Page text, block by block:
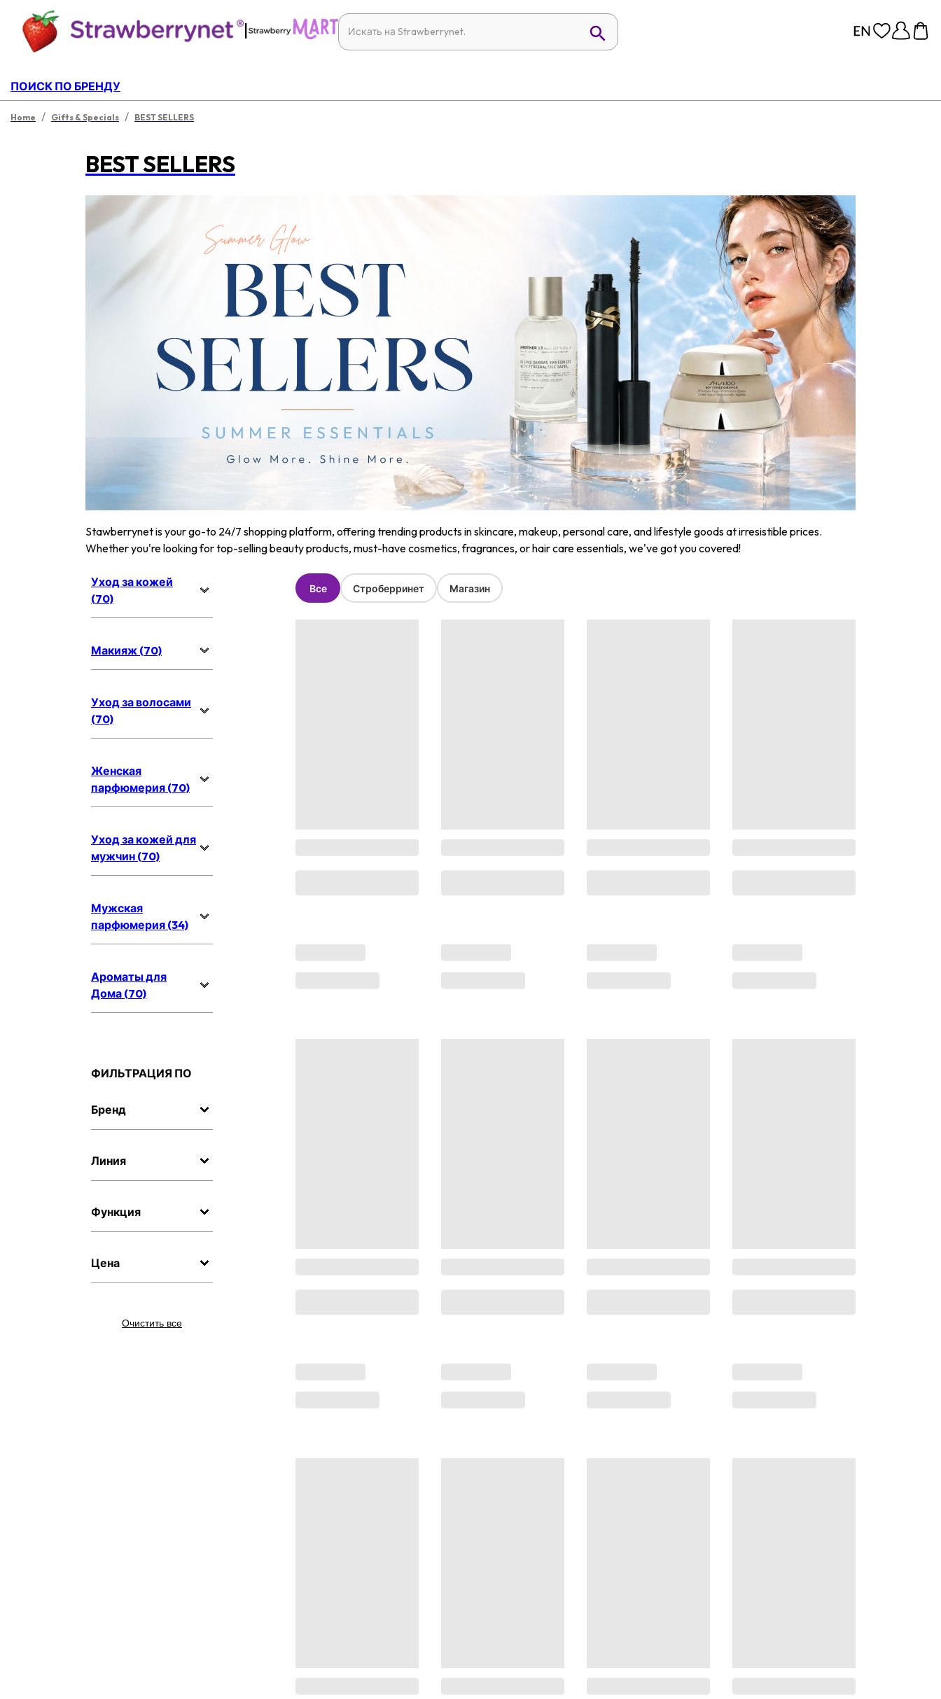
|
ПОИСК ПО БРЕНДУ
Home / Gifts & Specials / BEST SELLERS
BEST SELLERS
Stawberrynet is your go-to 24/7 shopping platform, offering trending products in skincare, makeup, personal care, and lifestyle goods at irresistible prices.
Whether you're looking for top-selling beauty products, must-have cosmetics, fragrances, or hair care essentials, we've got you covered!
Уход за кожей
(70)
Макияж (70)
Уход за волосами
(70)
Женская
парфюмерия (70)
Уход за кожей для
мужчин (70)
Мужская
парфюмерия (34)
Ароматы для
Дома (70)
ФИЛЬТРАЦИЯ ПО
Бренд
Линия
Функция
Цена
Очистить все
Все Строберринет Магазин